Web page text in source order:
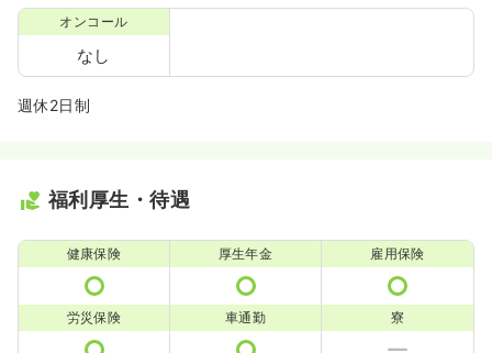
オンコール
なし
週休2日制
福利厚生・待遇
健康保険 厚生年金 雇用保険
労災保険 車通勤 寮